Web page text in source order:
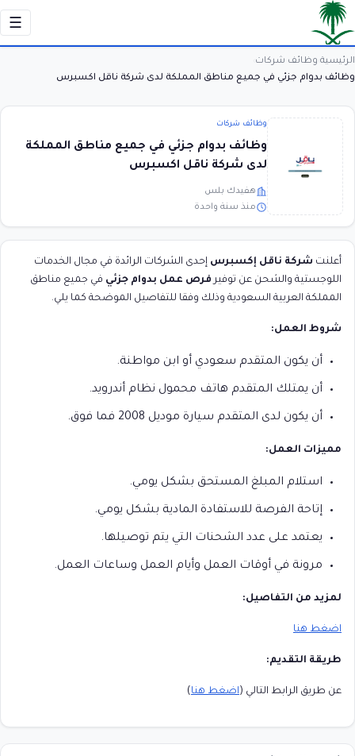
☰
الرئيسية وظائف شركات
وظائف بدوام جزئي في جميع مناطق المملكة لدى شركة ناقل اكسبرس
وظائف شركات
وظائف بدوام جزئي في جميع مناطق المملكة
لدى شركة ناقل اكسبرس
هفيدك بلس
منذ سنة واحدة
أعلنت شركة ناقل إكسبرس إحدى الشركات الرائدة في مجال الخدمات
اللوجستية والشحن عن توفيرفرص عمل بدوام جزئي في جميع مناطق
المملكة العربية السعودية وذلك وفقا للتفاصيل الموضحة كما يلي.
شروط العمل:
أن يكون المتقدم سعودي أو ابن مواطنة.
أن يمتلك المتقدم هاتف محمول نظام أندرويد.
أن يكون لدى المتقدم سيارة موديل 2008 فما فوق.
مميزات العمل:
استلام المبلغ المستحق بشكل يومي.
إتاحة الفرصة للاستفادة المادية بشكل يومي.
يعتمد على عدد الشحنات التي يتم توصيلها.
مرونة في أوقات العمل وأيام العمل وساعات العمل.
لمزيد من التفاصيل:
اضغط هنا
طريقة التقديم:
عن طريق الرابط التالي (اضغط هنا)